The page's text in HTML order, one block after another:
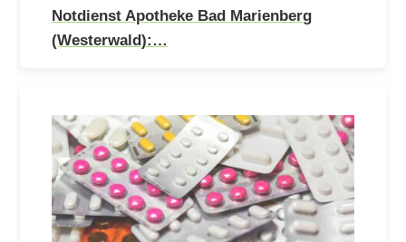
Notdienst Apotheke Bad Marienberg
(Westerwald):…